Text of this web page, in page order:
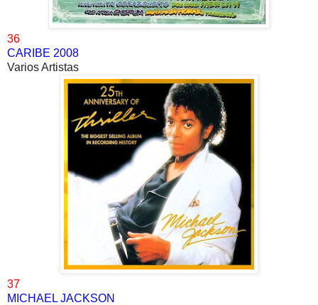
36
CARIBE 2008
Varios Artistas
37
MICHAEL JACKSON